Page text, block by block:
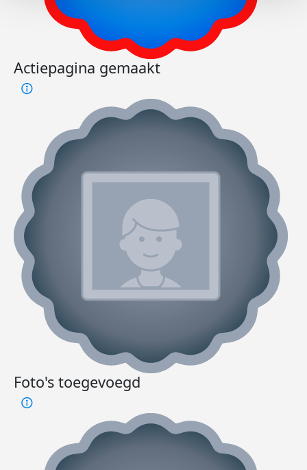
Actiepagina gemaakt
Foto's toegevoegd